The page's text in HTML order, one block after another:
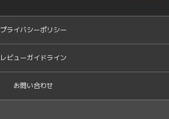
プライバシーポリシー
レビューガイドライン
お問い合わせ